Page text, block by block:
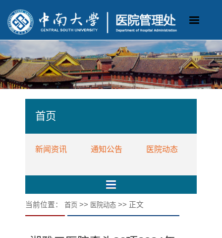
首页
新闻资讯 通知公告 医院动态
当前位置：首页 >> 医院动态 >> 正文